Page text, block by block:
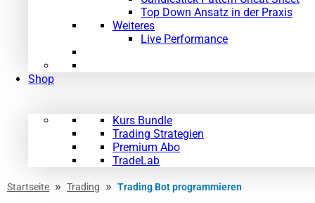
Top Down Ansatz in der Praxis
Weiteres
Live Performance
Shop
Kurs Bundle
Trading Strategien
Premium Abo
TradeLab
Startseite » Trading » Trading Bot programmieren